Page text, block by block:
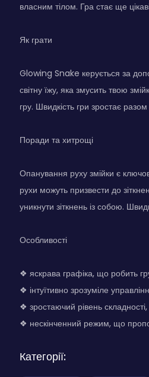
власним тілом. Гра стає ще
Як грати
Glowing Snake керується за
світну їжу, яка змусить твою
гру. Швидкість гри зростає
Поради та хитрощі
Опанування руху змійки є
рухи можуть призвести до
уникнути зіткнень із собою.
Особливості
❖ яскрава графіка, що робить
❖ інтуїтивно зрозуміле
❖ зростаючий рівень
❖ нескінченний режим, що
Категорії: